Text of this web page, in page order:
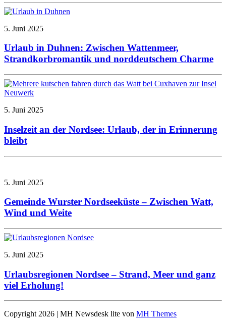
5. Juni 2025
Urlaub in Duhnen: Zwischen Wattenmeer,
Strandkorbromantik und norddeutschem Charme
5. Juni 2025
Inselzeit an der Nordsee: Urlaub, der in Erinnerung
bleibt
5. Juni 2025
Gemeinde Wurster Nordseeküste – Zwischen Watt,
Wind und Weite
5. Juni 2025
Urlaubsregionen Nordsee – Strand, Meer und ganz
viel Erholung!
Copyright 2026 | MH Newsdesk lite von MH Themes